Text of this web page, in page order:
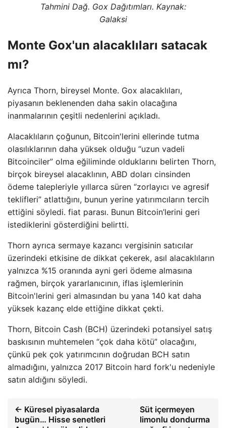
Tahmini Dağ. Gox Dağıtımları. Kaynak:
Galaksi
Monte Gox'un alacaklıları satacak
mı?
Ayrıca Thorn, bireysel Monte. Gox alacaklıları,
piyasanın beklenenden daha sakin olacağına
inanmalarının çeşitli nedenlerini açıkladı.
Alacaklıların çoğunun, Bitcoin'lerini ellerinde tutma
olasılıklarının daha yüksek olduğu “uzun vadeli
Bitcoinciler” olma eğiliminde olduklarını belirten Thorn,
birçok bireysel alacaklının, ABD doları cinsinden
ödeme talepleriyle yıllarca süren “zorlayıcı ve agresif
teklifleri” atlattığını, bunun yerine yatırımcıların tercih
ettiğini söyledi. fiat parası. Bunun Bitcoin’lerini geri
istediklerini gösterdiğini belirtti.
Thorn ayrıca sermaye kazancı vergisinin satıcılar
üzerindeki etkisine de dikkat çekerek, asıl alacaklıların
yalnızca %15 oranında ayni geri ödeme almasına
rağmen, birçok yararlanıcının, iflas işlemlerinin
Bitcoin'lerini geri almasından bu yana 140 kat daha
yüksek kazanç elde ettiğine dikkat çekti.
Thorn, Bitcoin Cash (BCH) üzerindeki potansiyel satış
baskısının muhtemelen “çok daha kötü” olacağını,
çünkü pek çok yatırımcının doğrudan BCH satın
almadığını, yalnızca 2017 Bitcoin hard fork'u nedeniyle
satın aldığını söyledi.
← Küresel piyasalarda
bugün… Hisse senetleri
Süt içermeyen
limonlu dondurma